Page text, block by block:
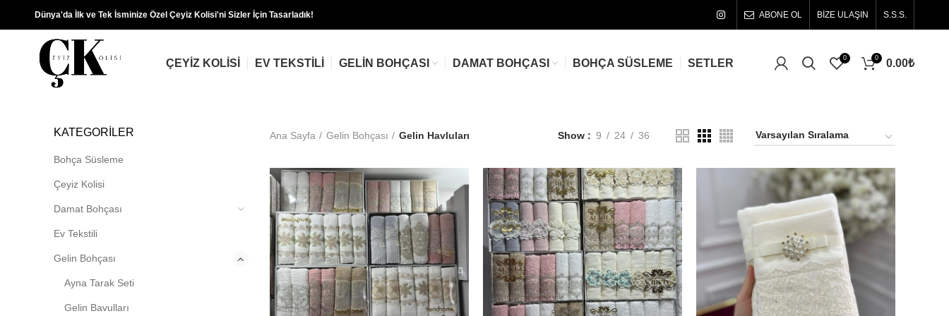
Dünya'da İlk ve Tek İsminize Özel Çeyiz Kolisi'ni Sizler İçin Tasarladık! ABONE OL BİZE ULAŞIN S.S.S.
ÇEYIZ KOLISI EV TEKSTILI GELIN BOHÇASI DAMAT BOHÇASI BOHÇA SÜSLEME SETLER 0 0 0.00₺
KATEGORILER
Bohça Süsleme
Çeyiz Kolisi
Damat Bohçası
Ev Tekstili
Gelin Bohçası
Ayna Tarak Seti
Gelin Bavulları
Ana Sayfa Gelin Bohçası Gelin Havluları Show 9 24 36